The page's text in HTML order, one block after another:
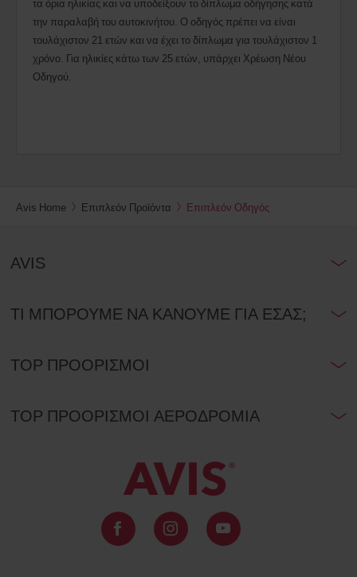
την παραλαβή του αυτοκινήτου. Ο οδηγός πρέπει να είναι
τουλάχιστον 21 ετών και να έχει το δίπλωμα για τουλάχιστον 1
χρόνο. Για ηλικίες κάτω των 25 ετών, υπάρχει Χρέωση Νέου
Οδηγού.
Avis Home Επιπλεόν Προϊόντα Επιπλεόν Οδηγός
AVIS
ΤΙ ΜΠΟΡΟΥΜΕ ΝΑ ΚΑΝΟΥΜΕ ΓΙΑ ΕΣΑΣ;
TOP ΠΡΟΟΡΙΣΜΟΙ
TOP ΠΡΟΟΡΙΣΜΟΙ ΑΕΡΟΔΡΟΜΙΑ